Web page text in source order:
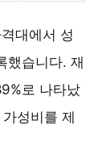
대에서 성
했습니다. 재
로 나타났
성비를 제